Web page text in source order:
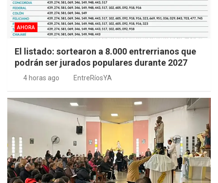
AHORA
El listado: sortearon a 8.000 entrerrianos que
podrán ser jurados populares durante 2027
4 horas ago EntreRíosYA